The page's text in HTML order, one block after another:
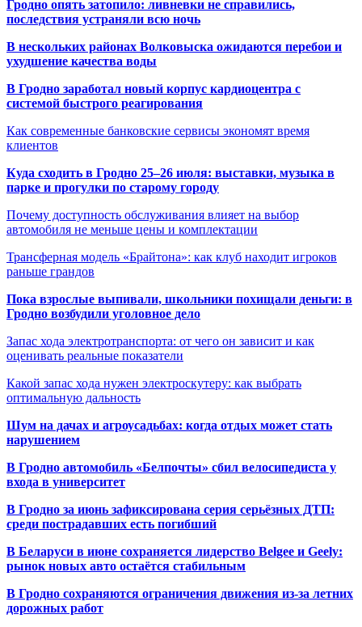
Гродно опять затопило: ливневки не справились,
последствия устраняли всю ночь
В нескольких районах Волковыска ожидаются перебои и
ухудшение качества воды
В Гродно заработал новый корпус кардиоцентра с
системой быстрого реагирования
Как современные банковские сервисы экономят время
клиентов
Куда сходить в Гродно 25–26 июля: выставки, музыка в
парке и прогулки по старому городу
Почему доступность обслуживания влияет на выбор
автомобиля не меньше цены и комплектации
Трансферная модель «Брайтона»: как клуб находит игроков
раньше грандов
Пока взрослые выпивали, школьники похищали деньги: в
Гродно возбудили уголовное дело
Запас хода электротранспорта: от чего он зависит и как
оценивать реальные показатели
Какой запас хода нужен электроскутеру: как выбрать
оптимальную дальность
Шум на дачах и агроусадьбах: когда отдых может стать
нарушением
В Гродно автомобиль «Белпочты» сбил велосипедиста у
входа в университет
В Гродно за июнь зафиксирована серия серьёзных ДТП:
среди пострадавших есть погибший
В Беларуси в июне сохраняется лидерство Belgee и Geely:
рынок новых авто остаётся стабильным
В Гродно сохраняются ограничения движения из-за летних
дорожных работ